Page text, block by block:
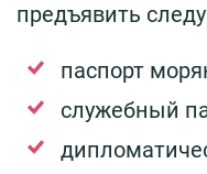
предъявить
паспорт
служебный